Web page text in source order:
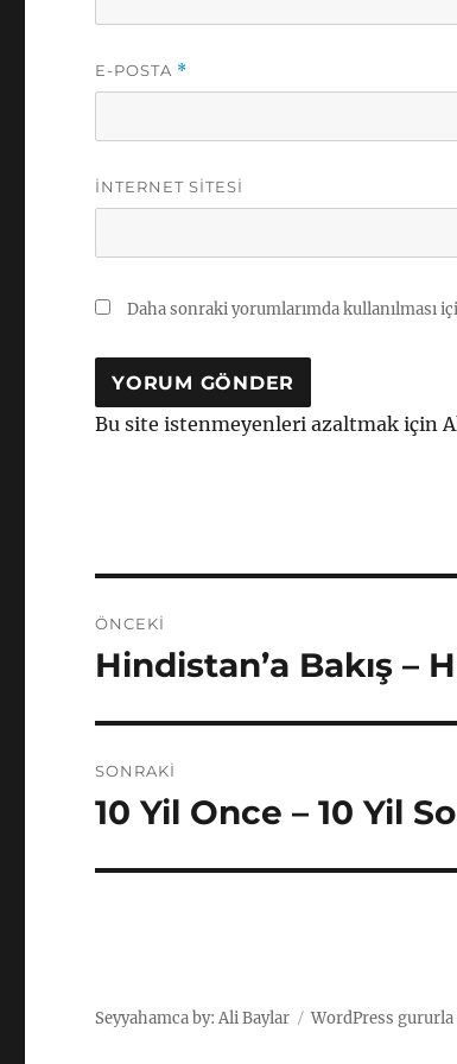
E-POSTA *
İNTERNET SITESI
Daha sonraki yorumlarımda kullanılması
Bu site istenmeyenleri azaltmak için
gezinmesi
ÖNCEKI
Önceki
Hindistan’a Bakış –
SONRAKI
Sonraki
10 Yil Once – 10 Yil
Seyyahamca by: Ali Baylar WordPress